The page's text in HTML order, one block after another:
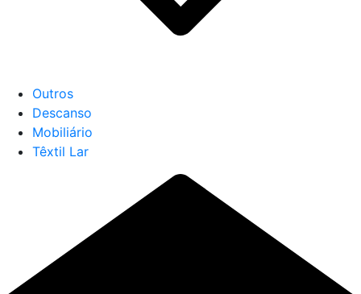
Outros
Descanso
Mobiliário
Têxtil Lar